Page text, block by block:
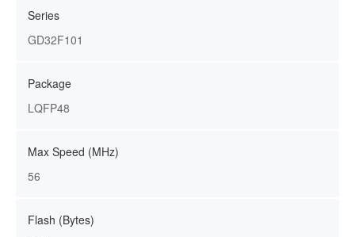
Series
GD32F101
Package
LQFP48
Max Speed (MHz)
56
Flash (Bytes)